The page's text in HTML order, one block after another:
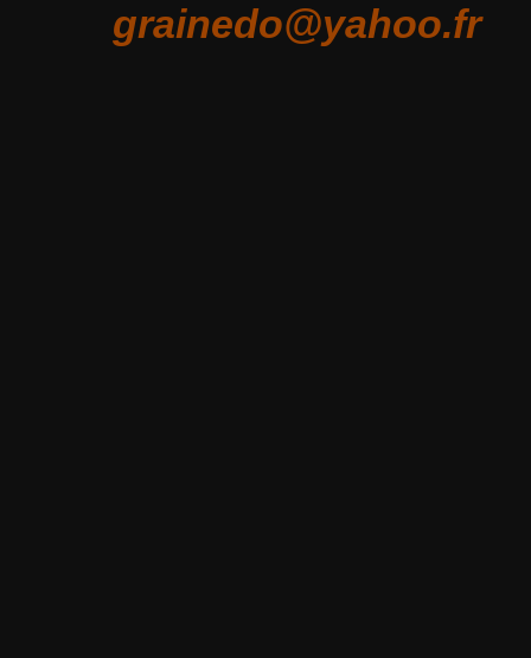
grainedo@yahoo.fr